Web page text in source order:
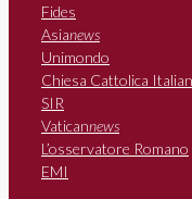
Fides
Asianews
Unimondo
Chiesa Cattolica
SIR
Vaticannews
L’osservatore Romano
EMI